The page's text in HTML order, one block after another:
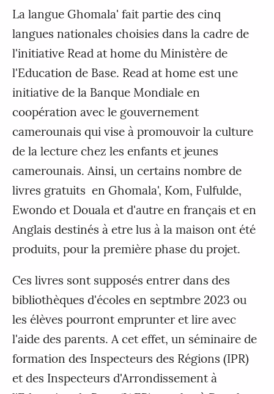
La langue Ghomala' fait partie des cinq
langues nationales choisies dans la cadre de
l'initiative Read at home du Ministère de
l'Education de Base. Read at home est une
initiative de la Banque Mondiale en
coopération avec le gouvernement
camerounais qui vise à promouvoir la culture
de la lecture chez les enfants et jeunes
camerounais. Ainsi, un certains nombre de
livres gratuits en Ghomala', Kom, Fulfulde,
Ewondo et Douala et d'autre en français et en
Anglais destinés à etre lus à la maison ont été
produits, pour la première phase du projet.
Ces livres sont supposés entrer dans des
bibliothèques d'écoles en septmbre 2023 ou
les élèves pourront emprunter et lire avec
l'aide des parents. A cet effet, un séminaire de
formation des Inspecteurs des Régions (IPR)
et des Inspecteurs d'Arrondissement à